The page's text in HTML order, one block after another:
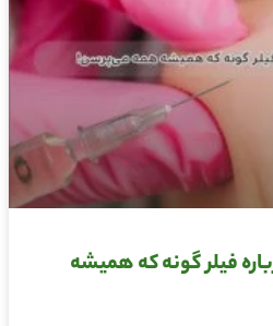
فیلر گونه که همیشه